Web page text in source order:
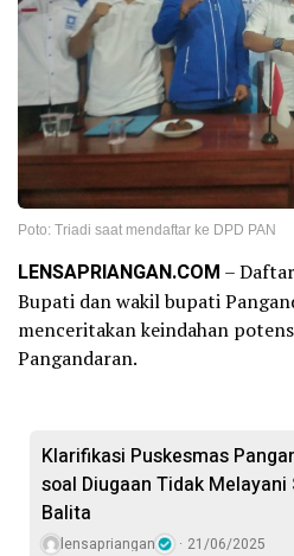
Poto: Triadi saat mendaftar ke DPD PAN
LENSAPRIANGAN.COM –
Bupati dan wakil bupati
menceritakan keindahan
Pangandaran.
Klarifikasi Puskesmas
soal Diugaan Tidak Melayani
Balita
lensapriangan 21/06/2025